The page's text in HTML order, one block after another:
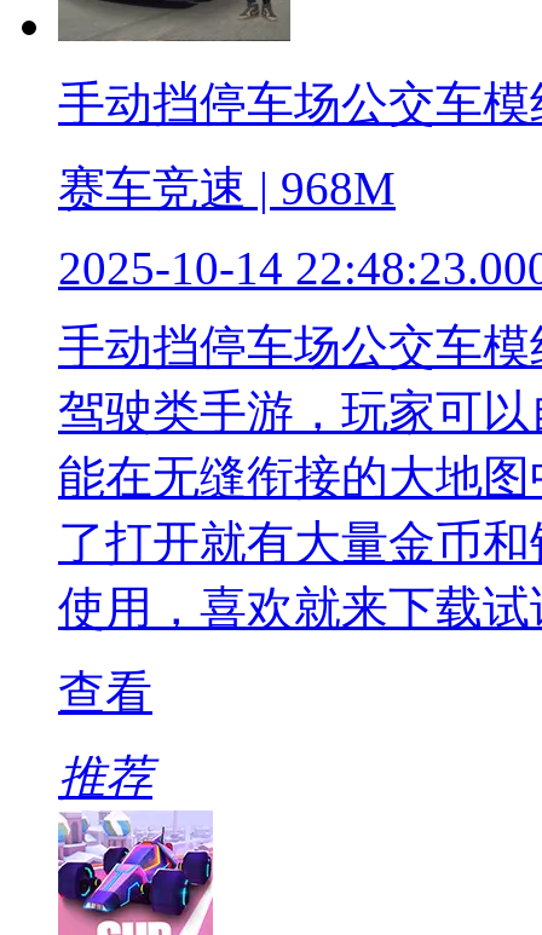
手动挡停车场公交车模
赛车竞速 | 968M
2025-10-14
手动挡停车场公交车
驾驶类手游，玩家可
能在无缝衔接的大地
了打开就有大量金币
使用，喜欢就来下载
查看
推荐